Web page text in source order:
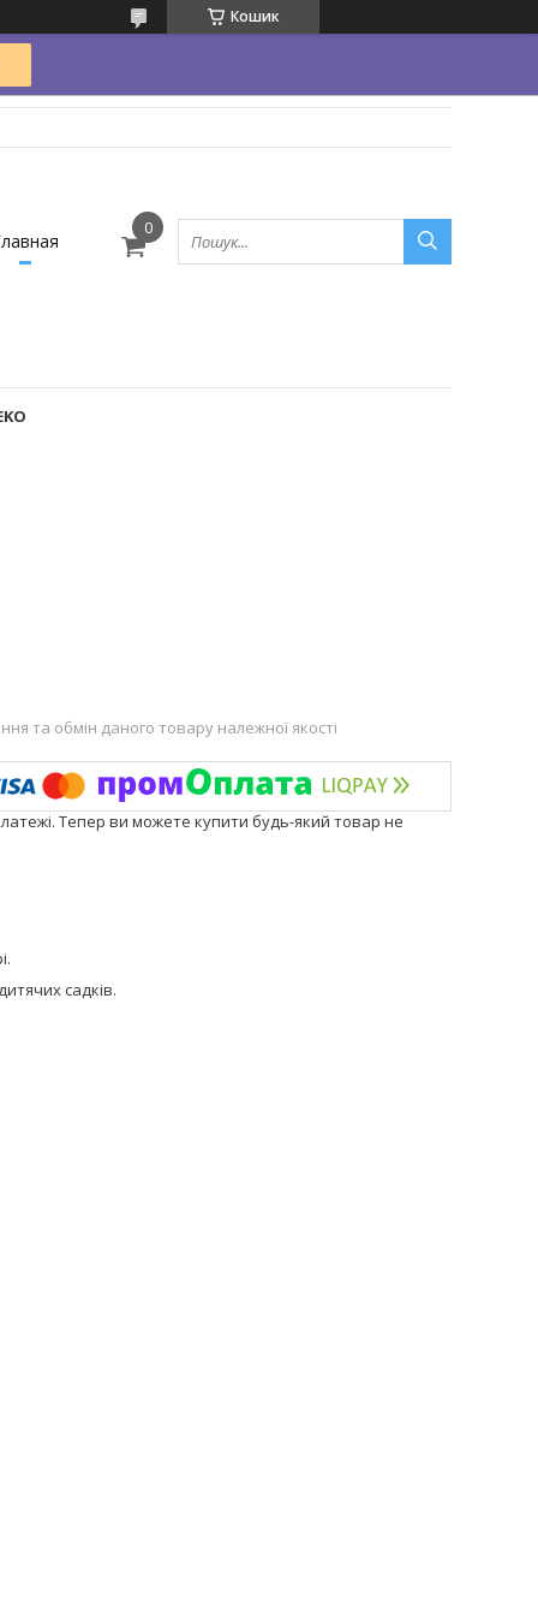
Кошик
та обмін даного товару належної якості
Тепер ви можете купити будь-який товар не
садків.